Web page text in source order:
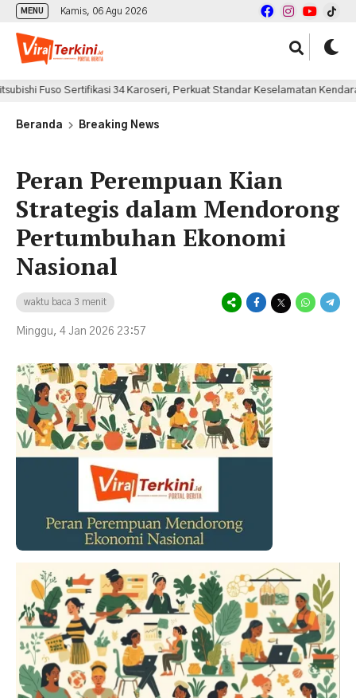
MENU Kamis, 06 Agu 2026
Sertifikasi 34 Karoseri, Perkuat Standar Keselamatan Kendaraan Niaga
Beranda Breaking News
Peran Perempuan Kian
Strategis dalam Mendorong
Pertumbuhan Ekonomi
Nasional
waktu baca 3 menit
Minggu, 4 Jan 2026 23:57